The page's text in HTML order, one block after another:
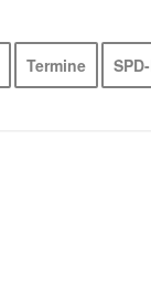
Termine